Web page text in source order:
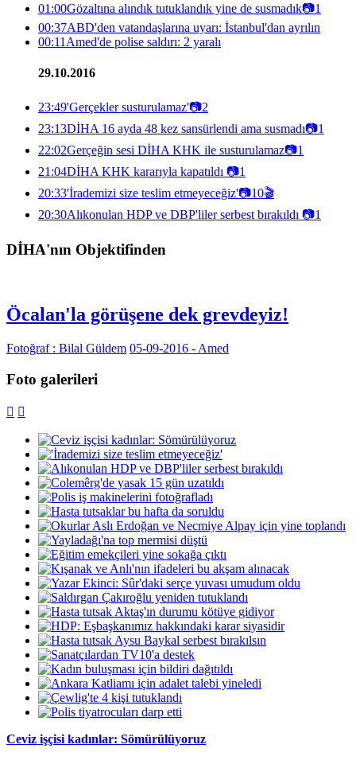
01:00Gözaltına alındık tutuklandık yine de susmadık📷1
00:37ABD'den vatandaşlarına uyarı: İstanbul'dan ayrılın
00:11 Amed'de polise saldırı: 2 yaralı
29.10.2016
23:49'Gerçekler susturulamaz'📷2
23:13DİHA 16 ayda 48 kez sansürlendi ama susmadı📷1
22:02Gerçeğin sesi DİHA KHK ile susturulamaz📷1
21:04DİHA KHK kararıyla kapatıldı 📷1
20:33'İrademizi size teslim etmeyeceğiz'📷10🎬
20:30Alıkonulan HDP ve DBP'liler serbest bırakıldı 📷1
DİHA'nın Objektifinden
Öcalan'la görüşene dek grevdeyiz!
Fotoğraf : Bilal Güldem 05-09-2016 - Amed
Foto galerileri
 
Ceviz işçisi kadınlar: Sömürülüyoruz